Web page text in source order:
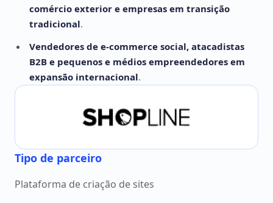
comércio exterior e empresas em transição
tradicional.
Vendedores de e-commerce social, atacadistas
B2B e pequenos e médios empreendedores em
expansão internacional.
Tipo de parceiro
Plataforma de criação de sites